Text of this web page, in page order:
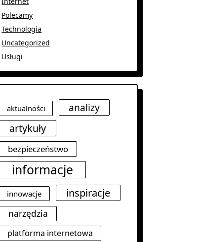
Polecamy
Technologia
Uncategorized
Usługi
aktualności
analizy
artykuły
bezpieczeństwo
informacje
innowacje inspiracje
narzędzia
platforma internetowa